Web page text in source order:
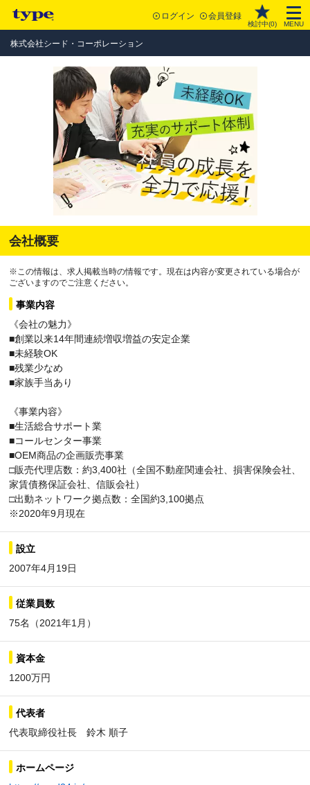
ログイン 会員登録
検討中(0) MENU
株式会社シード・コーポレーション
会社概要
※この情報は、求人掲載当時の情報です。現在は内容が変更されている場合が
ございますのでご注意ください。
事業内容
《会社の魅力》
■創業以来14年間連続増収増益の安定企業
■未経験OK
■残業少なめ
■家族手当あり
《事業内容》
■生活総合サポート業
■コールセンター事業
■OEM商品の企画販売事業
□販売代理店数：約3,400社（全国不動産関連会社、損害保険会社、
家賃債務保証会社、信販会社）
□出動ネットワーク拠点数：全国約3,100拠点
※2020年9月現在
設立
2007年4月19日
従業員数
75名（2021年1月）
資本金
1200万円
代表者
代表取締役社長 鈴木 順子
ホームページ